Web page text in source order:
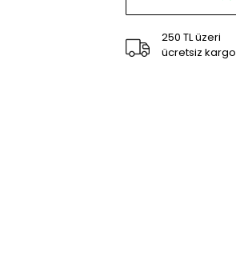
250 TL üzeri
ücretsiz kargo